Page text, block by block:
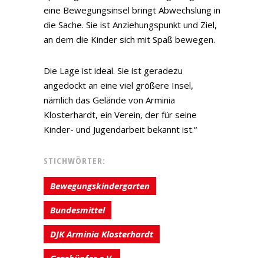
eine Bewegungsinsel bringt Abwechslung in
die Sache. Sie ist Anziehungspunkt und Ziel,
an dem die Kinder sich mit Spaß bewegen.
Die Lage ist ideal. Sie ist geradezu
angedockt an eine viel größere Insel,
nämlich das Gelände von Arminia
Klosterhardt, ein Verein, der für seine
Kinder- und Jugendarbeit bekannt ist.“
STICHWÖRTER:
Bewegungskindergarten
Bundesmittel
DJK Arminia Klosterhardt